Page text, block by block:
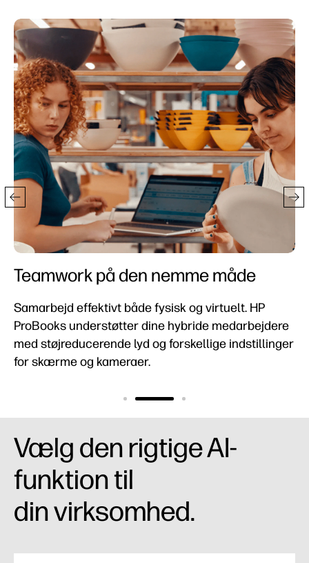
Teamwork på den nemme måde
Samarbejd effektivt både fysisk og virtuelt. HP
ProBooks understøtter dine hybride medarbejdere
med støjreducerende lyd og forskellige indstillinger
for skærme og kameraer.
Vælg den rigtige AI-
funktion til
din virksomhed.